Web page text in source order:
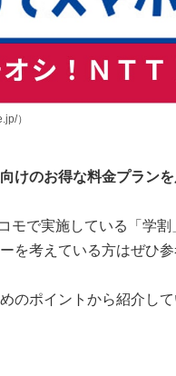
）
けのお得な料金プラン
モで実施している「学
を考えている方はぜひ参
のポイントから紹介して